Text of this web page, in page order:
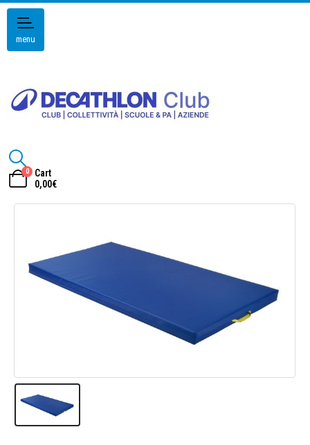
menu
0
Cart
0,00€